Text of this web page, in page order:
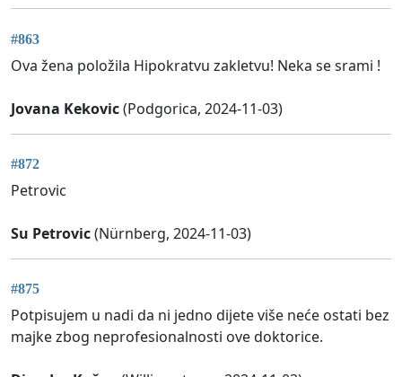
#863
Ova žena položila Hipokratvu zakletvu! Neka se srami !
Jovana Kekovic(Podgorica, 2024-11-03)
#872
Petrovic
Su Petrovic(Nürnberg, 2024-11-03)
#875
Potpisujem u nadi da ni jedno dijete više neće ostati bez
majke zbog neprofesionalnosti ove doktorice.